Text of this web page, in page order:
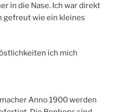
in die Nase. Ich war direkt
gefreut wie ein kleines
ich mich
Anno 1900 werden